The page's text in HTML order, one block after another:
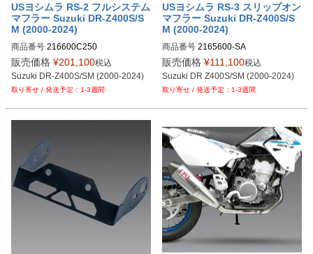
USヨシムラ RS-2 フルシステム
マフラー Suzuki DR-Z400S/S
M (2000-2024)
商品番号 216600C250
販売価格 ¥201,100税込
Suzuki DR-Z400S/SM (2000-2024)
1-3週間
USヨシムラ RS-3 スリップオン
マフラー Suzuki DR-Z400S/S
M (2000-2024)
商品番号 2165600-SA
販売価格 ¥111,100税込
Suzuki DR Z400S/SM (2000-2024)
1-3週間